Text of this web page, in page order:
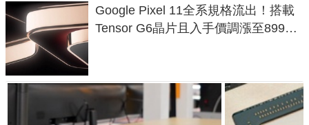
Google Pixel 11全系規格流出！搭載
Tensor G6晶片且入手價調漲至899美